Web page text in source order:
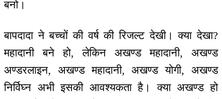
बनो।
बापदादा ने बच्चों की वर्ष की रिजल्ट देखी। क्या देखा?
महादानी बने हो, लेकिन अखण्ड महादानी, अखण्ड
अण्डरलाइन, अखण्ड महादानी, अखण्ड योगी, अखण्ड
निर्विघ्न अभी इसकी आवश्यकता है। क्या अखण्ड हो